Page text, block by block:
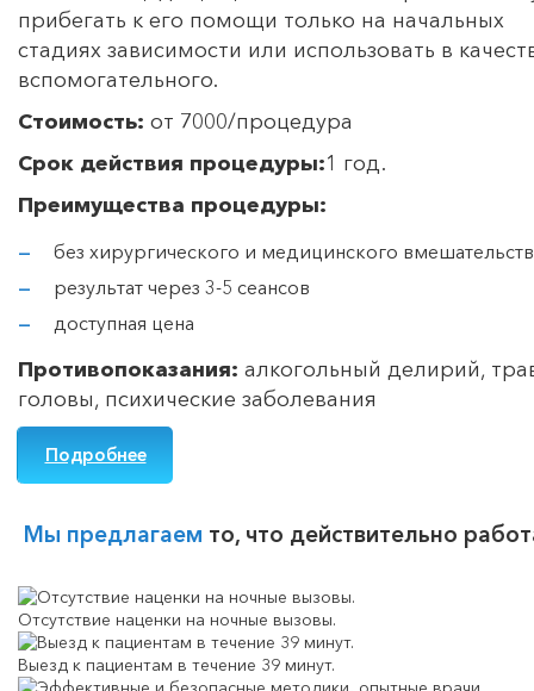
прибегать к его помощи только на начальных
стадиях зависимости или использовать в
вспомогательного.
Стоимость: от 7000/процедура
Срок действия процедуры:1 год.
Преимущества процедуры:
без хирургического и медицинского
результат через 3-5 сеансов
доступная цена
Противопоказания: алкогольный делирий,
головы, психические заболевания
Подробнее
Мы предлагаем то, что действительно
Отсутствие наценки на ночные вызовы.
Выезд к пациентам в течение 39 минут.